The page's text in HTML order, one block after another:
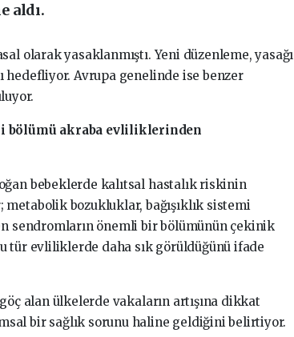
aldı.
olarak yasaklanmıştı. Yeni düzenleme, yasağı
hedefliyor. Avrupa genelinde ise benzer
bölümü akraba evliliklerinden
bebeklerde kalıtsal hastalık riskinin
bozukluklar, bağışıklık sistemi
sendromların önemli bir bölümünün çekinik
tür evliliklerde daha sık görüldüğünü ifade
alan ülkelerde vakaların artışına dikkat
bir sağlık sorunu haline geldiğini belirtiyor.